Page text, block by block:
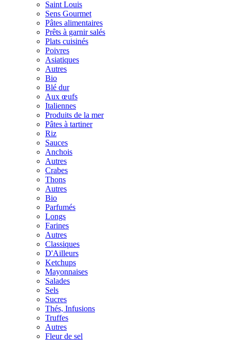
Saint Louis
Sens Gourmet
Pâtes alimentaires
Prêts à garnir salés
Plats cuisinés
Poivres
Asiatiques
Autres
Bio
Blé dur
Aux œufs
Italiennes
Produits de la mer
Pâtes à tartiner
Riz
Sauces
Anchois
Autres
Crabes
Thons
Autres
Bio
Parfumés
Longs
Farines
Autres
Classiques
D'Ailleurs
Ketchups
Mayonnaises
Salades
Sels
Sucres
Thés, Infusions
Truffes
Autres
Fleur de sel